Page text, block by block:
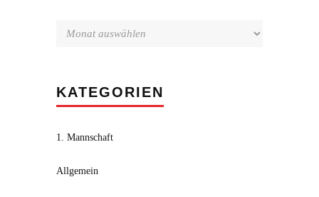
KATEGORIEN
1. Mannschaft
Allgemein